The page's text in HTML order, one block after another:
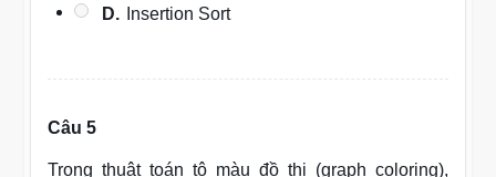
D.
Insertion Sort
Câu 5
Trong thuật toán tô màu đồ thị (graph coloring),